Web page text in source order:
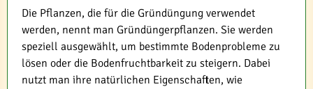
Die Pflanzen, die für die Gründüngung verwendet
werden, nennt man Gründüngerpflanzen. Sie werden
speziell ausgewählt, um bestimmte Bodenprobleme zu
lösen oder die Bodenfruchtbarkeit zu steigern. Dabei
nutzt man ihre natürlichen Eigenschaften, wie